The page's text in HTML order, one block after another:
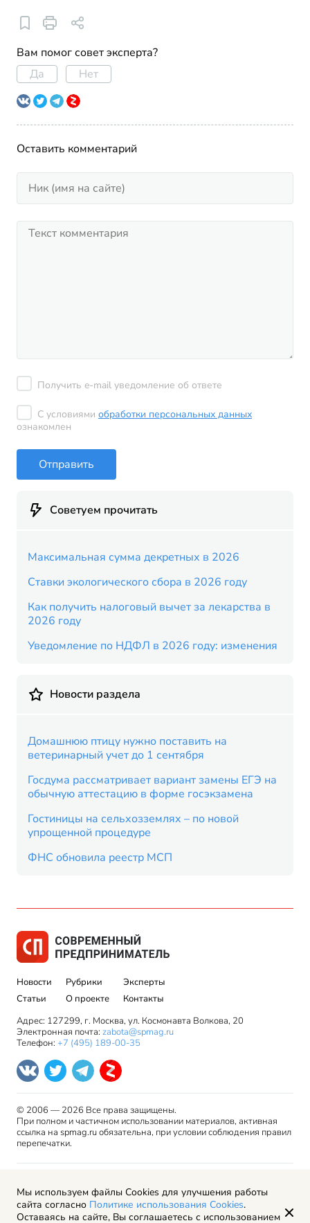
Вам помог совет эксперта?
Да
Нет
Оставить комментарий
Получить e-mail уведомление об ответе
С условиями обработки персональных данных
ознакомлен
Отправить
Советуем прочитать
Максимальная сумма декретных в 2026
Ставки экологического сбора в 2026 году
Как получить налоговый вычет за лекарства в
2026 году
Уведомление по НДФЛ в 2026 году: изменения
Новости раздела
Домашнюю птицу нужно поставить на
ветеринарный учет до 1 сентября
Госдума рассматривает вариант замены ЕГЭ на
обычную аттестацию в форме госэкзамена
Гостиницы на сельхозземлях – по новой
упрощенной процедуре
ФНС обновила реестр МСП
Новости
Статьи
Рубрики
О проекте
Эксперты
Контакты
Адрес: 127299, г. Москва, ул. Космонавта Волкова, 20
Электронная почта: zabota@spmag.ru
Телефон: +7 (495) 189-00-35
© 2006 — 2026 Все права защищены.
При полном и частичном использовании материалов, активная
ссылка на spmag.ru обязательна, при условии соблюдения правил
перепечатки.
права
Пользовательское соглашение
Политика обработки персональных данных
Мы используем файлы Cookies для улучшения работы
сайта согласно Политике использования Cookies.
Оставаясь на сайте, Вы соглашаетесь с использованием